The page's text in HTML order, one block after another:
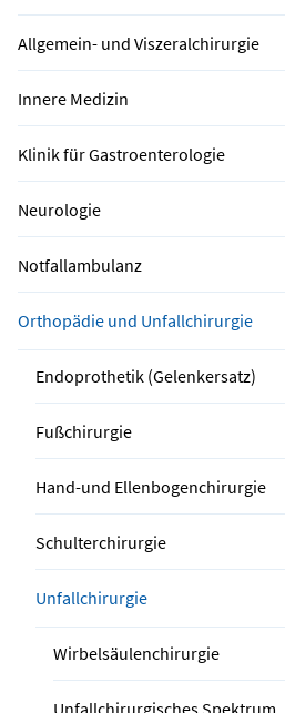
Allgemein- und Viszeralchirurgie
Innere Medizin
Klinik für Gastroenterologie
Neurologie
Notfallambulanz
Orthopädie und Unfallchirurgie
Endoprothetik (Gelenkersatz)
Fußchirurgie
Hand-und Ellenbogenchirurgie
Schulterchirurgie
Unfallchirurgie
Wirbelsäulenchirurgie
Unfallchirurgisches Spektrum